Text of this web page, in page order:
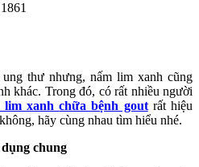
thư nhưng, nấm lim xanh cũng
khác. Trong đó, có rất nhiều người
lim xanh chữa bệnh goutrất hiệu
hãy cùng nhau tìm hiểu nhé.
chung